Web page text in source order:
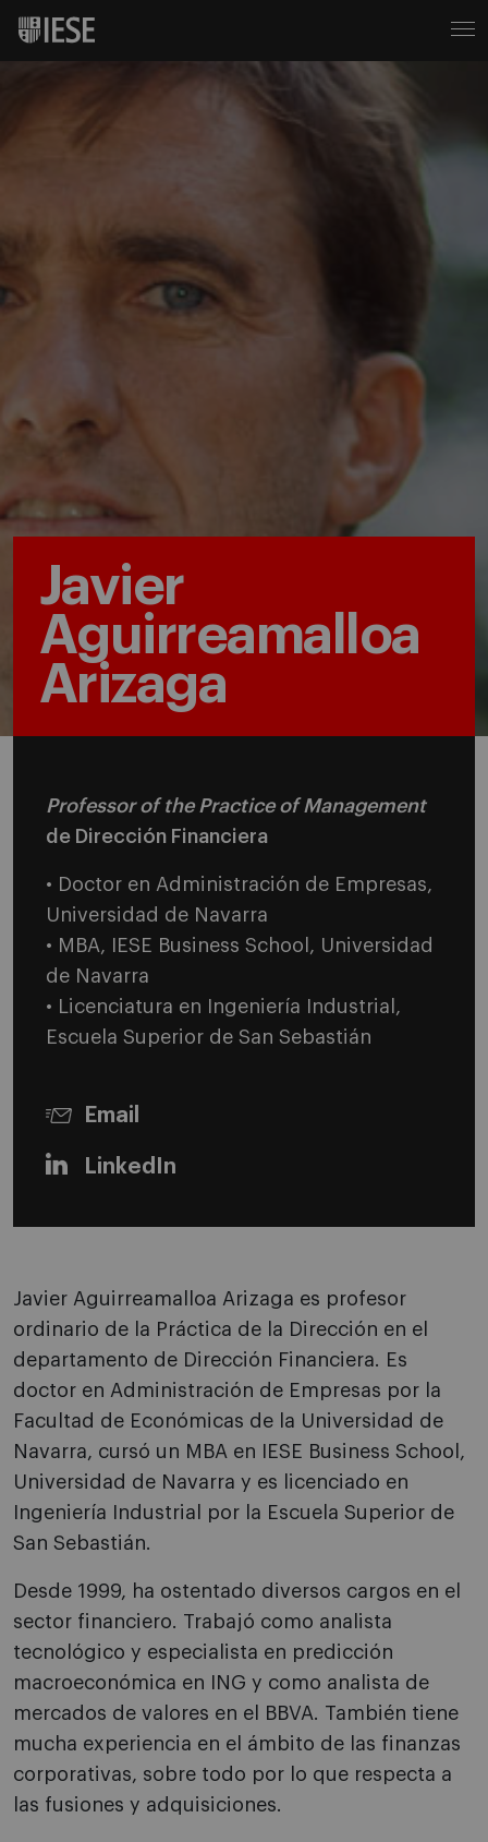
Javier
Aguirreamalloa
Arizaga
Professor of the Practice of Management
de Dirección Financiera
• Doctor en Administración de Empresas,
Universidad de Navarra
• MBA, IESE Business School , Universidad
de Navarra
• Licenciatura en Ingeniería Industrial,
Escuela Superior de San Sebastián
Email
LinkedIn
Javier Aguirreamalloa Arizaga es profesor
ordinario de la Práctica de la Dirección en el
departamento de Dirección Financiera. Es
doctor en Administración de Empresas por la
Facultad de Económicas de la Universidad de
Navarra, cursó un MBA en IESE Business School,
Universidad de Navarra y es licenciado en
Ingeniería Industrial por la Escuela Superior de
San Sebastián.
Desde 1999, ha ostentado diversos cargos en el
sector financiero. Trabajó como analista
tecnológico y especialista en predicción
macroeconómica en ING y como analista de
mercados de valores en el BBVA. También tiene
mucha experiencia en el ámbito de las finanzas
corporativas, sobre todo por lo que respecta a
las fusiones y adquisiciones.